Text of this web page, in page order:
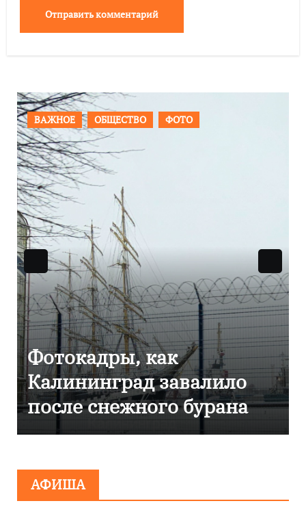
ПРОИСШЕСТВИЯ ФОТО
Фоторепортаж как в
Калининграде
эвакуировали ТЦ из-за
сообщения о
АФИША